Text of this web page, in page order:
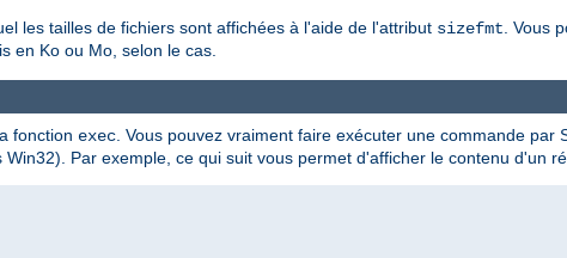
les tailles de fichiers sont affichées à l'aide de l'attribut sizefmt . Vous
en Ko ou Mo, selon le cas.
fonction exec . Vous pouvez vraiment faire exécuter une commande par
Par exemple, ce qui suit vous permet d'afficher le contenu d'un